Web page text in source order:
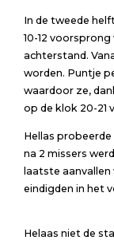
In de tweede
10-12 voorsprong
achterstand.
worden. Puntje
waardoor ze,
op de klok 20-21
Hellas
na 2 missers
laatste aanvallen
eindigden in het
Helaas niet de